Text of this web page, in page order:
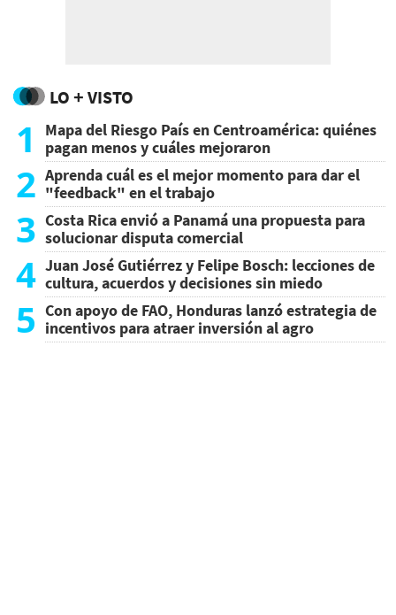
LO + VISTO
1
Mapa del Riesgo País en Centroamérica: quiénes
pagan menos y cuáles mejoraron
2 Aprenda cuál es el mejor momento para dar el
"feedback" en el trabajo
3 Costa Rica envió a Panamá una propuesta para
solucionar disputa comercial
4 Juan José Gutiérrez y Felipe Bosch: lecciones de
cultura, acuerdos y decisiones sin miedo
5 Con apoyo de FAO, Honduras lanzó estrategia de
incentivos para atraer inversión al agro